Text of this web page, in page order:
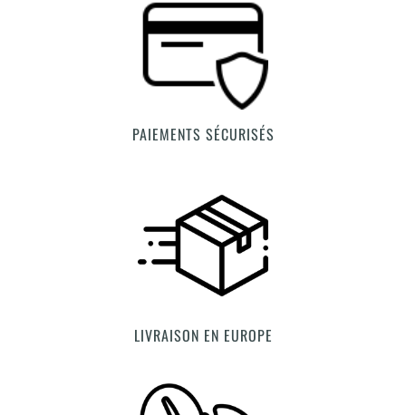
PAIEMENTS SÉCURISÉS
LIVRAISON EN EUROPE